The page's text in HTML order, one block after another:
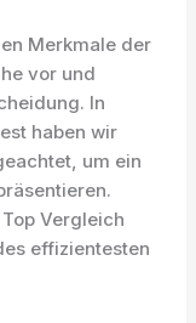
Merkmale der
vor und
In
haben wir
um ein
Vergleich
effizientesten